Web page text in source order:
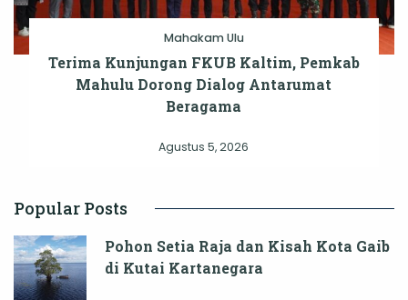
Mahakam Ulu
Terima Kunjungan FKUB Kaltim, Pemkab
Mahulu Dorong Dialog Antarumat
Beragama
Agustus 5, 2026
Popular Posts
Pohon Setia Raja dan Kisah Kota Gaib
di Kutai Kartanegara